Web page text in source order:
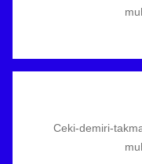
Ceki-demiri-